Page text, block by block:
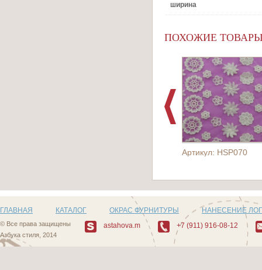
ширина
ПОХОЖИЕ
Артикул: HSP070
ГЛАВНАЯ КАТАЛОГ ОКРАС ФУРНИТУРЫ НАНЕСЕНИЕ
© Все права защищены
Азбука стиля, 2014
astahova.m +7 (911) 916-08-12